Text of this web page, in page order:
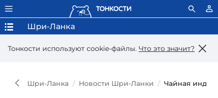
Тонкости используют сookie-файлы. Что это значит?
Шри-Ланка
Шри-Ланка Новости Шри-Ланки Чайная